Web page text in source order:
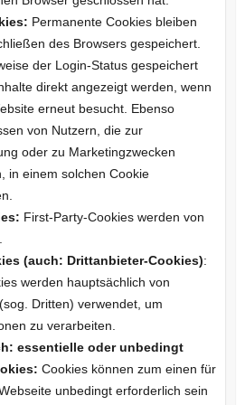
Permanente Cookies bleiben
des Browsers gespeichert.
der Login-Status gespeichert
direkt angezeigt werden, wenn
erneut besucht. Ebenso
von Nutzern, die zur
oder zu Marketingzwecken
in einem solchen Cookie
First-Party-Cookies werden von
(auch: Drittanbieter-Cookies):
werden hauptsächlich von
Dritten) verwendet, um
zu verarbeiten.
essentielle oder unbedingt
Cookies können zum einen für
unbedingt erforderlich sein